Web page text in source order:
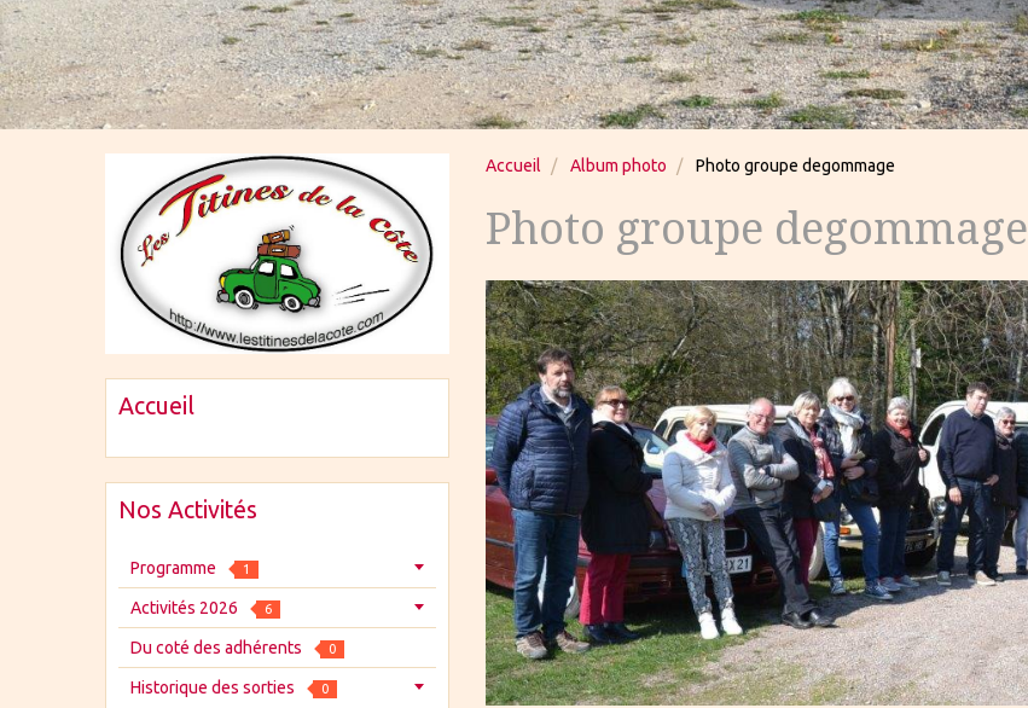
Accueil Album photo Photo groupe degommage
Photo groupe degommage
Accueil
Nos Activités
Programme 1
Activités 2026 6
Du coté des adhérents 0
Historique des sorties 0